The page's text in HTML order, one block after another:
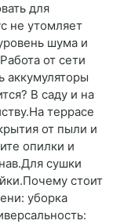
для
не утомляет
шума и
от сети
аккумуляторы
В саду и на
террасе
от пыли и
опилки и
сушки
стоит
уборка